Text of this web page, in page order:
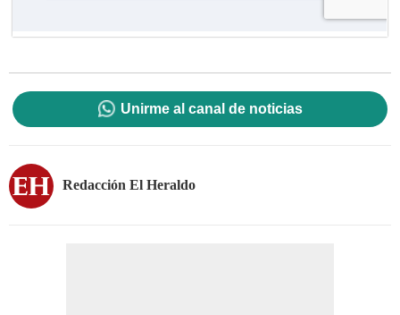
Unirme al canal de noticias
Redacción El Heraldo